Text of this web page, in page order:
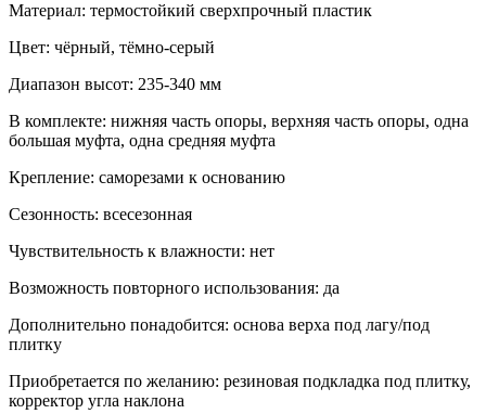
Материал: термостойкий сверхпрочный пластик
Цвет: чёрный, тёмно-серый
Диапазон высот: 235-340 мм
В комплекте: нижняя часть опоры, верхняя часть опоры, одна
большая муфта, одна средняя муфта
Крепление: саморезами к основанию
Сезонность: всесезонная
Чувствительность к влажности: нет
Возможность повторного использования: да
Дополнительно понадобится: основа верха под лагу/под
плитку
Приобретается по желанию: резиновая подкладка под плитку,
корректор угла наклона